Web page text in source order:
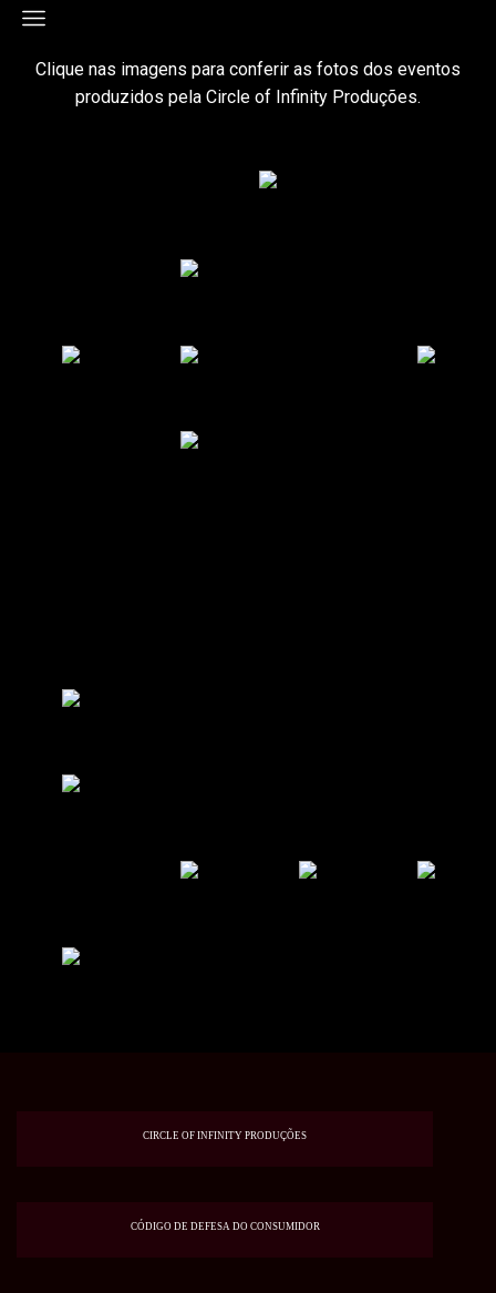
Clique nas imagens para conferir as fotos dos eventos
produzidos pela Circle of Infinity Produções.
CIRCLE OF INFINITY PRODUÇÕES
CÓDIGO DE DEFESA DO CONSUMIDOR